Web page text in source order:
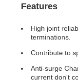
Features
High joint
terminations.
Contribute to
Anti-surge
current don't